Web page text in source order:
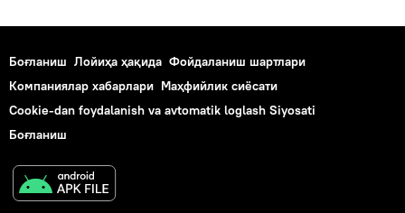
Боғланиш Лойиҳа ҳақида Фойдаланиш шартлари
Компаниялар хабарлари Маҳфийлик сиёсати
Cookie-dan foydalanish va avtomatik loglash Siyosati
Боғланиш